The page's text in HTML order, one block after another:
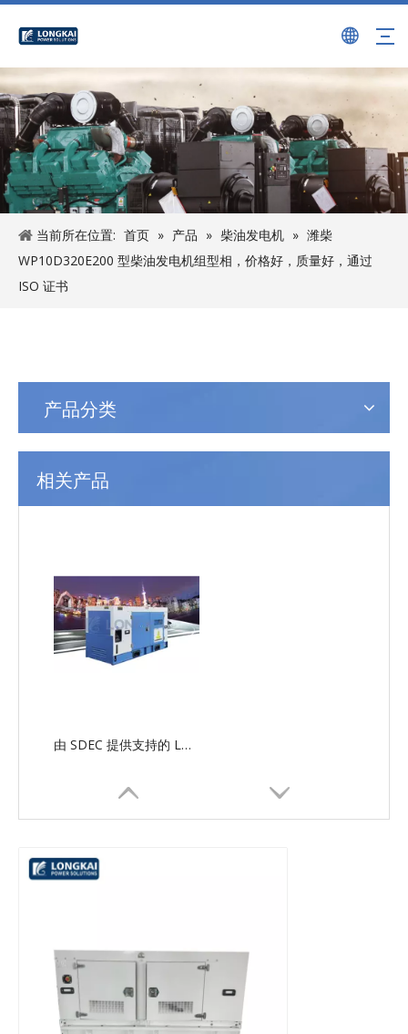
当前所在位置: 首页 » 产品 » 柴油发电机 » 潍柴
WP10D320E200 型柴油发电机组型相，价格好，质量好，通过
ISO 证书
产品分类
相关产品
由 SDEC 提供支持的 LG-SD 串行